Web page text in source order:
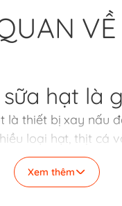
VỀ
hạt là
là thiết bị xay nấu
loại hạt, thịt cá
trình đã được lập
sữa hạt, máy có
Xem thêm